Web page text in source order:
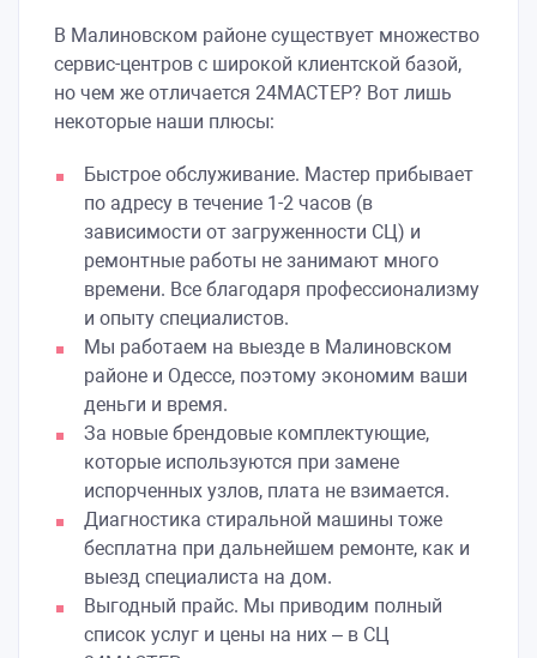
В Малиновском районе существует множество
сервис-центров с широкой клиентской базой,
но чем же отличается 24МАСТЕР? Вот лишь
некоторые наши плюсы:
Быстрое обслуживание. Мастер прибывает
по адресу в течение 1-2 часов (в
зависимости от загруженности СЦ) и
ремонтные работы не занимают много
времени. Все благодаря профессионализму
и опыту специалистов.
Мы работаем на выезде в Малиновском
районе и Одессе, поэтому экономим ваши
деньги и время.
За новые брендовые комплектующие,
которые используются при замене
испорченных узлов, плата не взимается.
Диагностика стиральной машины тоже
бесплатна при дальнейшем ремонте, как и
выезд специалиста на дом.
Выгодный прайс. Мы приводим полный
список услуг и цены на них – в СЦ